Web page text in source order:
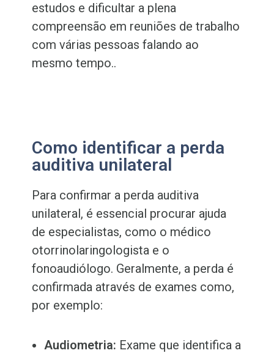
estudos e dificultar a plena
compreensão em reuniões de trabalho
com várias pessoas falando ao
mesmo tempo..
Como identificar a perda
auditiva unilateral
Para confirmar a perda auditiva
unilateral, é essencial procurar ajuda
de especialistas, como o médico
otorrinolaringologista e o
fonoaudiólogo. Geralmente, a perda é
confirmada através de exames como,
por exemplo:
Audiometria: Exame que identifica a